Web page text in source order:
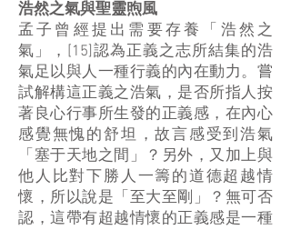
浩然之氣與聖靈煦風
孟子曾經提出需要存養「浩然之
氣」，[15]認為正義之志所結集的浩
氣足以與人一種行義的內在動力。嘗
試解構這正義之浩氣，是否所指人按
著良心行事所生發的正義感，在內心
感覺無愧的舒坦，故言感受到浩氣
「塞于天地之間」？另外，又加上與
他人比對下勝人一籌的道德超越情
懷，所以說是「至大至剛」？無可否
認，這帶有超越情懷的正義感是一種